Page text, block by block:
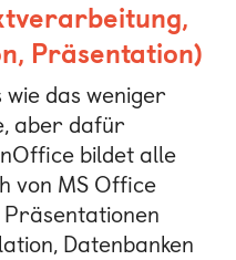
Präsentation)
das weniger
aber dafür
bildet alle
von MS Office
Präsentationen
Datenbanken